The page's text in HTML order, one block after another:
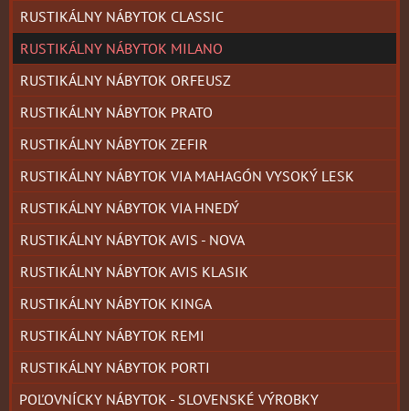
RUSTIKÁLNY NÁBYTOK CLASSIC
RUSTIKÁLNY NÁBYTOK MILANO
RUSTIKÁLNY NÁBYTOK ORFEUSZ
RUSTIKÁLNY NÁBYTOK PRATO
RUSTIKÁLNY NÁBYTOK ZEFIR
RUSTIKÁLNY NÁBYTOK VIA MAHAGÓN VYSOKÝ LESK
RUSTIKÁLNY NÁBYTOK VIA HNEDÝ
RUSTIKÁLNY NÁBYTOK AVIS - NOVA
RUSTIKÁLNY NÁBYTOK AVIS KLASIK
RUSTIKÁLNY NÁBYTOK KINGA
RUSTIKÁLNY NÁBYTOK REMI
RUSTIKÁLNY NÁBYTOK PORTI
POĽOVNÍCKY NÁBYTOK - SLOVENSKÉ VÝROBKY